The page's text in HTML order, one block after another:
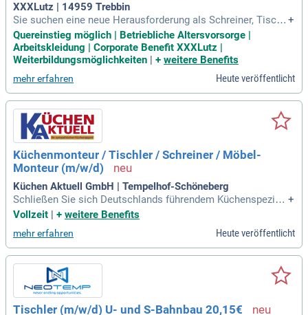
XXXLutz | 14959 Trebbin
Sie suchen eine neue Herausforderung als Schreiner, Tischl
er oder Holzwerker? Auch Quereinsteiger mit handwerkliche
m Geschick sind willkommen! Wir schätzen Belastbarkeit, F
lexibilität und Qualitätsbewusstsein. In Ihrem neuen Job arb
e von einer leistungsgerechten Bezahlung, die durchschnittli
ch 3.500 € brutto pro Monat beträgt. Zudem erhalten Sie da
s XXXL Plus Paket, das unter anderem einen zusätzlichen Ur
laubstag zum Geburtstag, soziale Leistungen und Dienstradl
easing umfasst. Bewerben Sie sich jetzt und gestalten Sie I
hre Karriere mit uns!
+
Quereinstieg möglich | Betriebliche Altersvorsorge |
Arbeitskleidung | Corporate Benefit XXXLutz |
Weiterbildungsmöglichkeiten
+ weitere Benefits
mehr erfahren Heute veröffentlicht
Küchenmonteur / Tischler / Schreiner / Möbel-
Monteur (m/w/d)
Küchen Aktuell GmbH | Tempelhof-Schöneberg
Schließen Sie sich Deutschlands führendem Küchenspeziali
sten an! Küchen Aktuell sucht ein Handwerkstalent für die K
l eines erfolgreichen Familienunternehmens und gestalten S
ie gemeinsam unser Wachstum.
+
Vollzeit | + weitere Benefits
mehr erfahren Heute veröffentlicht
Tischler (m/w/d) U- und S-Bahnbau 20,15€